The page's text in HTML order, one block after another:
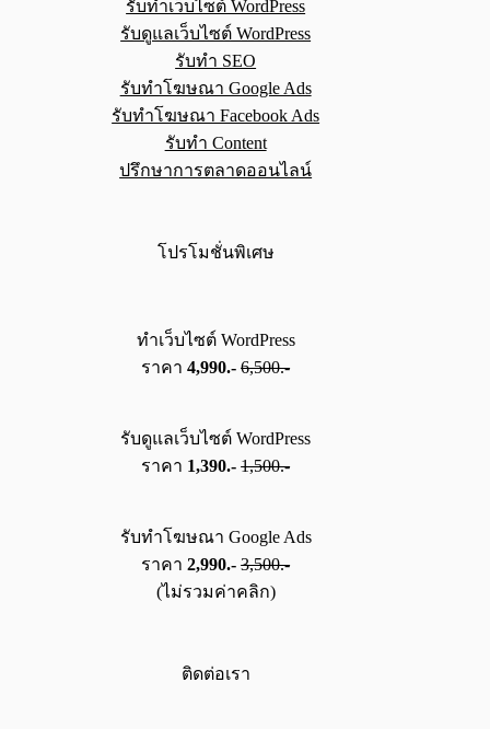
รับทำเว็บไซต์ WordPress
รับดูแลเว็บไซต์ WordPress
รับทำ SEO
รับทำโฆษณา Google Ads
รับทำโฆษณา Facebook Ads
รับทำ Content
ปรึกษาการตลาดออนไลน์
โปรโมชั่นพิเศษ
ทำเว็บไซต์ WordPress
ราคา4,990.- 6,500.-
รับดูแลเว็บไซต์ WordPress
ราคา 1,390.- 1,500.-
รับทำโฆษณา Google Ads
ราคา2,990.- 3,500.-
(ไม่รวมค่าคลิก)
ติดต่อเรา